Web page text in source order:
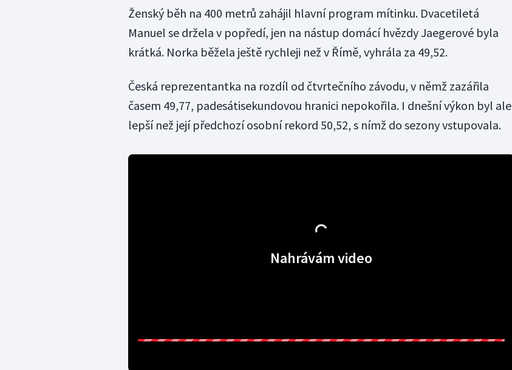
Ženský běh na 400 metrů zahájil hlavní program mítinku. Dvacetiletá
Manuel se držela v popředí, jen na nástup domácí hvězdy Jaegerové byla
krátká. Norka běžela ještě rychleji než v Římě, vyhrála za 49,52.
Česká reprezentantka na rozdíl od čtvrtečního závodu, v němž zazářila
časem 49,77, padesátisekundovou hranici nepokořila. I dnešní výkon byl ale
lepší než její předchozí osobní rekord 50,52, s nímž do sezony vstupovala.
Nahrávám video